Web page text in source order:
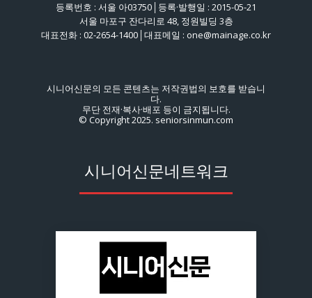
등록번호 : 서울 아03750│등록·발행일 : 2015-05-21
서울 마포구 잔다리로 48, 정원빌딩 3층
대표전화 : 02-2654-1400│대표메일 : one@mainage.co.kr
시니어신문의 모든 콘텐츠는 저작권법의 보호를 받습니
다.
무단 전재·복사·배포 등이 금지됩니다.
© Copyright 2025. seniorsinmun.com
시니어신문네트워크